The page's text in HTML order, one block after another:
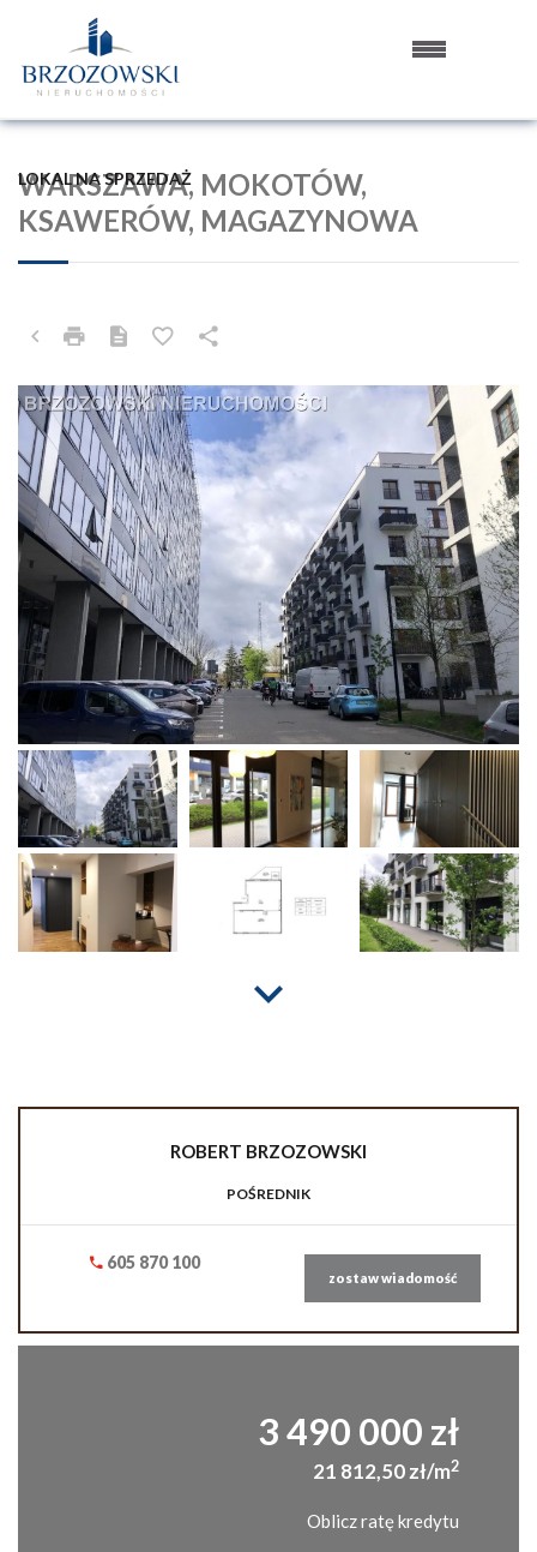
WARSZAWA, MOKOTÓW,
KSAWERÓW, MAGAZYNOWA
LOKAL NA SPRZEDAŻ
ROBERT BRZOZOWSKI
POŚREDNIK
605 870 100
zostaw wiadomość
3 490 000 zł
21 812,50 zł/m2
Oblicz ratę kredytu